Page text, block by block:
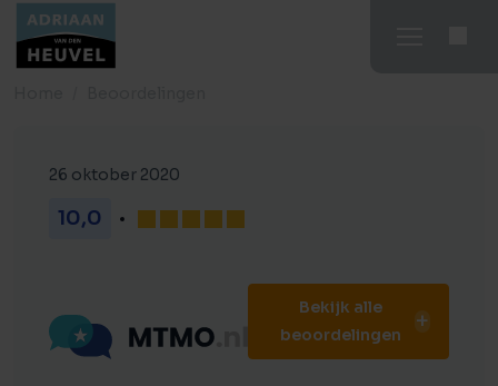
26 oktober 2020
10,0
Bekijk alle
beoordelingen